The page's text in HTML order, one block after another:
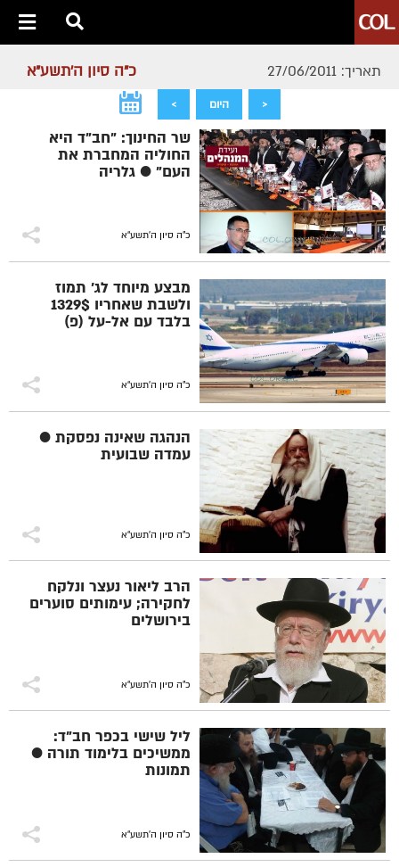
תאריך: 27/06/2011 כ"ה סיון ה׳תשע״א
< היום >
שר החינוך: "חב"ד היא
החוליה המחברת את
העם" ● גלריה
כ"ה סיון ה׳תשע״א
מבצע מיוחד לג' תמוז
ולשבת שאחריו 1329$
בלבד עם אל-על (פ)
כ"ה סיון ה׳תשע״א
הנהגה שאינה נפסקת ●
עמדה שבועית
כ"ה סיון ה׳תשע״א
הרב ליאור נעצר ונלקח
לחקירה; עימותים סוערים
בירושלים
כ"ה סיון ה׳תשע״א
ליל שישי בכפר חב"ד:
ממשיכים בלימוד תורה ●
תמונות
כ"ה סיון ה׳תשע״א